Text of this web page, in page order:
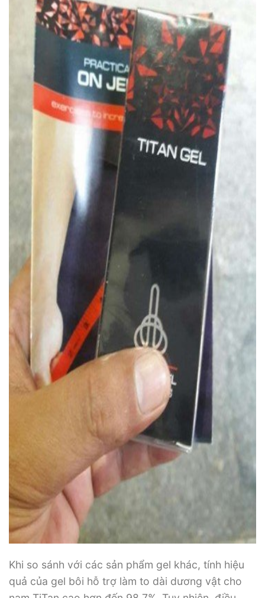
Khi so sánh với các sản phẩm gel khác, tính hiệu
quả của gel bôi hỗ trợ làm to dài dương vật cho